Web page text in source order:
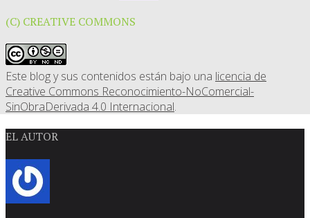
(C) CREATIVE COMMONS
Este blog y sus contenidos están bajo una licencia de
Creative Commons Reconocimiento-NoComercial-
SinObraDerivada 4.0 Internacional.
EL AUTOR